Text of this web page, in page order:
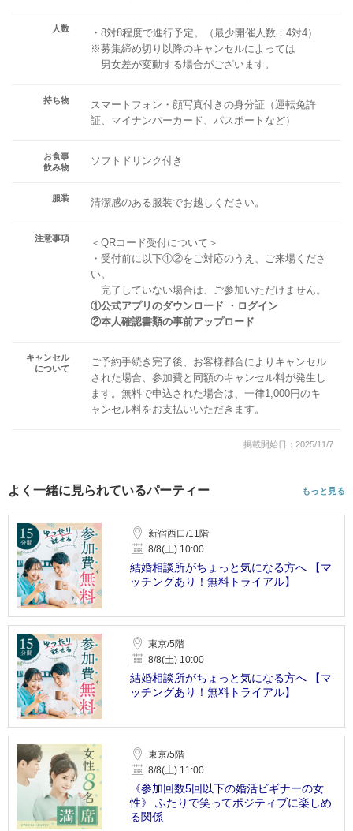
人数
・8対8程度で進行予定。（最少開催人数：4対4）
※募集締め切り以降のキャンセルによっては
男女差が変動する場合がございます。
持ち物
スマートフォン・顔写真付きの身分証（運転免許
証、マイナンバーカード、パスポートなど）
お食事
飲み物
ソフトドリンク付き
服装 清潔感のある服装でお越しください。
注意事項
＜QRコード受付について＞
・受付前に以下①②をご対応のうえ、ご来場くださ
い。
完了していない場合は、ご参加いただけません。
①公式アプリのダウンロード ・ログイン
②本人確認書類の事前アップロード
キャンセル
について
ご予約手続き完了後、お客様都合によりキャンセル
された場合、参加費と同額のキャンセル料が発生し
ます。無料で申込された場合は、一律1,000円のキ
ャンセル料をお支払いいただきます。
掲載開始日：2025/11/7
よく一緒に見られているパーティー もっと見る
新宿西口/11階
8/8(土) 10:00
結婚相談所がちょっと気になる方へ 【マ
ッチングあり！無料トライアル】
東京/5階
8/8(土) 10:00
結婚相談所がちょっと気になる方へ 【マ
ッチングあり！無料トライアル】
東京/5階
8/8(土) 11:00
《参加回数5回以下の婚活ビギナーの女
性》 ふたりで笑ってポジティブに楽しめ
る関係